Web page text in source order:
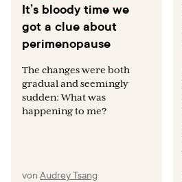
It’s bloody time we
got a clue about
perimenopause
The changes were both
gradual and seemingly
sudden: What was
happening to me?
von Audrey Tsang